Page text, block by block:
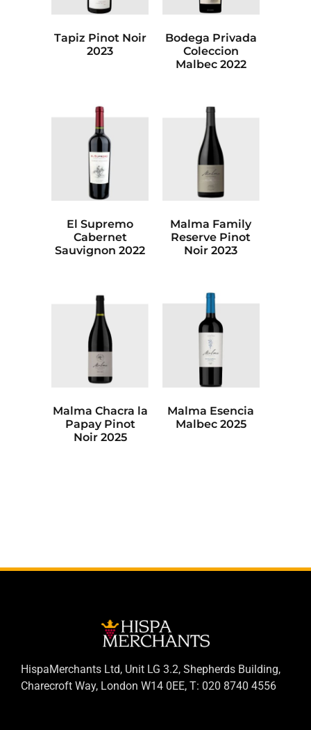
Tapiz Pinot Noir
2023
Bodega Privada
Coleccion
Malbec 2022
El Supremo
Cabernet
Sauvignon 2022
Malma Family
Reserve Pinot
Noir 2023
Malma Chacra la
Papay Pinot
Noir 2025
Malma Esencia
Malbec 2025
HispaMerchants Ltd, Unit LG 3.2, Shepherds Building,
Charecroft Way, London W14 0EE, T: 020 8740 4556